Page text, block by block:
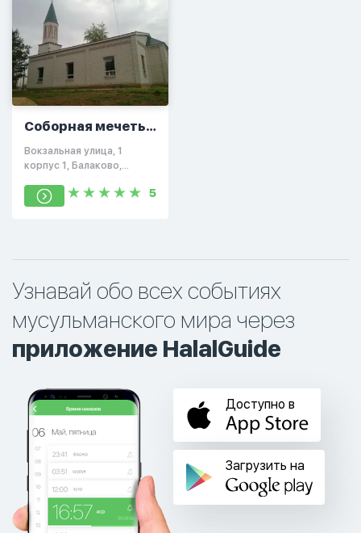
Соборная мечеть
города Балаково
Вокзальная улица, 1
корпус 1, Балаково,
Россия, 413855
5
Узнавай обо всех событиях
мусульманского мира через
приложение HalalGuide
Доступно в
Загрузить на